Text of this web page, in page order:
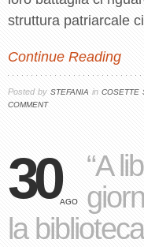
struttura patriarcale
Continue Reading
Posted by STEFANIA in COSETTE
COMMENT
30AGO
“A
la biblioteca